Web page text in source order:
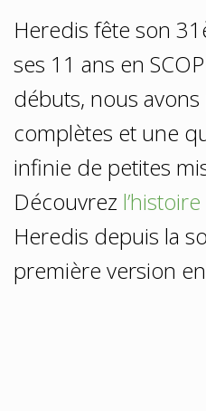
Heredis fête son
ses 11 ans en
débuts, nous
complètes et une
infinie de petites
Découvrez l’histoire
Heredis depuis la
première version